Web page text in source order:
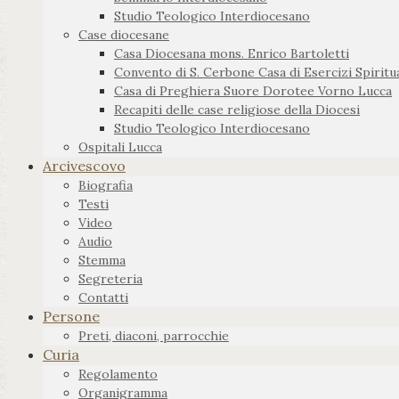
Studio Teologico Interdiocesano
Case diocesane
Casa Diocesana mons. Enrico Bartoletti
Convento di S. Cerbone Casa di Esercizi
Casa di Preghiera Suore Dorotee Vorno Lucca
Recapiti delle case religiose della Diocesi
Studio Teologico Interdiocesano
Ospitali Lucca
Arcivescovo
Biografia
Testi
Video
Audio
Stemma
Segreteria
Contatti
Persone
Preti, diaconi, parrocchie
Curia
Regolamento
Organigramma